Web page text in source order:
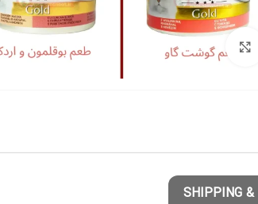
برای بزرگنمایی کلیک کنید
SHIPPING &